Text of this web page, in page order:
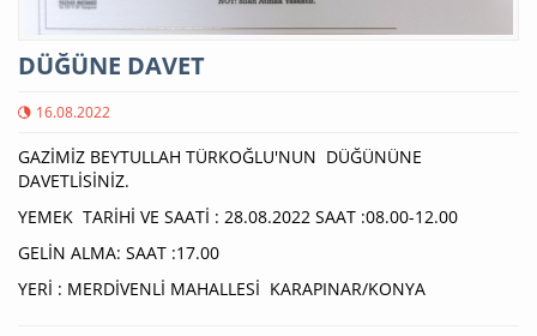
DÜĞÜNE DAVET
16.08.2022
GAZİMİZ BEYTULLAH TÜRKOĞLU'NUN DÜĞÜNÜNE
DAVETLİSİNİZ.
YEMEK TARİHİ VE SAATİ : 28.08.2022 SAAT :08.00-12.00
GELİN ALMA: SAAT :17.00
YERİ : MERDİVENLİ MAHALLESİ KARAPINAR/KONYA